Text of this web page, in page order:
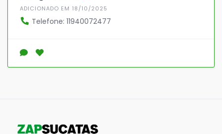
ADICIONADO EM 18/10/2025
Telefone: 11940072477